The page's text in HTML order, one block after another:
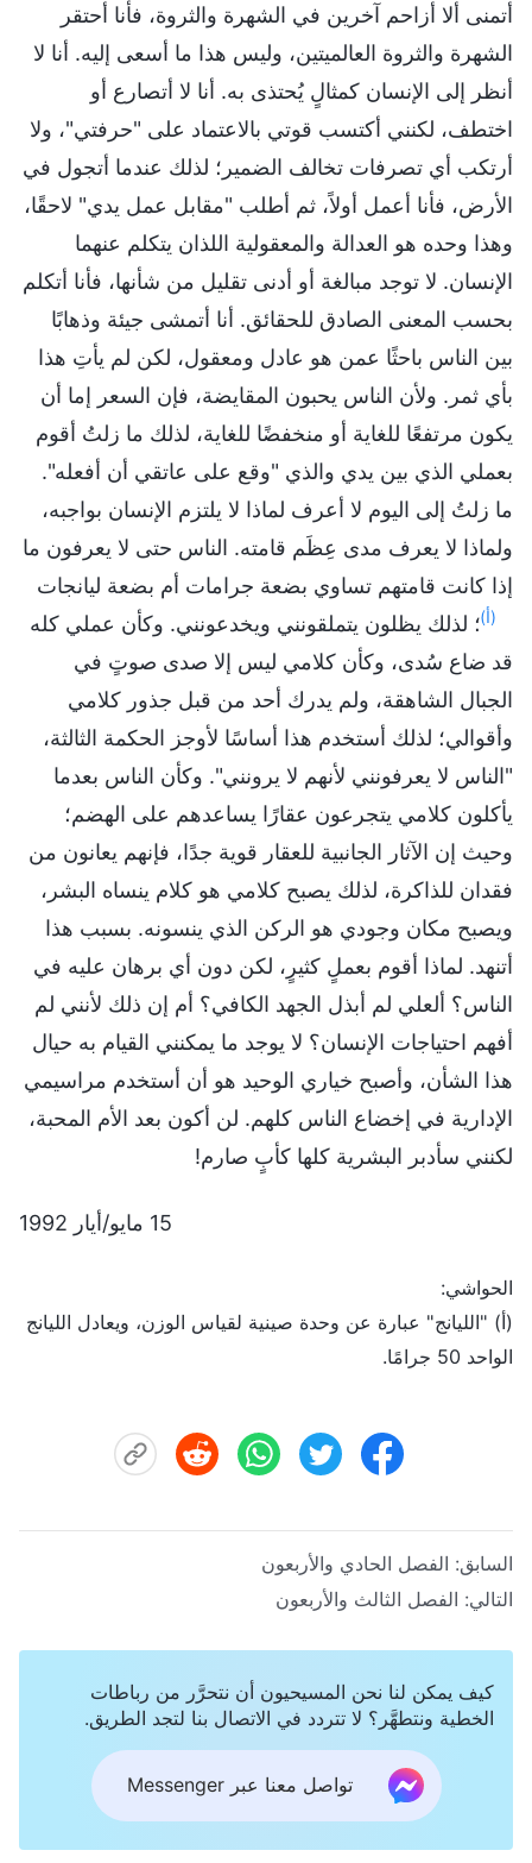
أتمنى ألا أزاحم آخرين في الشهرة والثروة، فأنا أحتقر
الشهرة والثروة العالميتين، وليس هذا ما أسعى إليه. أنا لا
أنظر إلى الإنسان كمثالٍ يُحتذى به. أنا لا أتصارع أو
اختطف، لكنني أكتسب قوتي بالاعتماد على "حرفتي"، ولا
أرتكب أي تصرفات تخالف الضمير؛ لذلك عندما أتجول في
الأرض، فأنا أعمل أولاً، ثم أطلب "مقابل عمل يدي" لاحقًا،
وهذا وحده هو العدالة والمعقولية اللذان يتكلم عنهما
الإنسان. لا توجد مبالغة أو أدنى تقليل من شأنها، فأنا أتكلم
بحسب المعنى الصادق للحقائق. أنا أتمشى جيئة وذهابًا
بين الناس باحثًا عمن هو عادل ومعقول، لكن لم يأتِ هذا
بأي ثمر. ولأن الناس يحبون المقايضة، فإن السعر إما أن
يكون مرتفعًا للغاية أو منخفضًا للغاية، لذلك ما زلتُ أقوم
بعملي الذي بين يدي والذي "وقع على عاتقي أن أفعله".
ما زلتُ إلى اليوم لا أعرف لماذا لا يلتزم الإنسان بواجبه،
ولماذا لا يعرف مدى عِظَم قامته. الناس حتى لا يعرفون ما
إذا كانت قامتهم تساوي بضعة جرامات أم بضعة ليانجات
(أ)؛ لذلك يظلون يتملقونني ويخدعونني. وكأن عملي كله
قد ضاع سُدى، وكأن كلامي ليس إلا صدى صوتٍ في
الجبال الشاهقة، ولم يدرك أحد من قبل جذور كلامي
وأقوالي؛ لذلك أستخدم هذا أساسًا لأوجز الحكمة الثالثة،
"الناس لا يعرفونني لأنهم لا يرونني". وكأن الناس بعدما
يأكلون كلامي يتجرعون عقارًا يساعدهم على الهضم؛
وحيث إن الآثار الجانبية للعقار قوية جدًا، فإنهم يعانون من
فقدان للذاكرة، لذلك يصبح كلامي هو كلام ينساه البشر،
ويصبح مكان وجودي هو الركن الذي ينسونه. بسبب هذا
أتنهد. لماذا أقوم بعملٍ كثيرٍ، لكن دون أي برهان عليه في
الناس؟ ألعلي لم أبذل الجهد الكافي؟ أم إن ذلك لأنني لم
أفهم احتياجات الإنسان؟ لا يوجد ما يمكنني القيام به حيال
هذا الشأن، وأصبح خياري الوحيد هو أن أستخدم مراسيمي
الإدارية في إخضاع الناس كلهم. لن أكون بعد الأم المحبة،
لكنني سأدبر البشرية كلها كأبٍ صارم!
15 مايو/أيار 1992
الحواشي:
(أ) "الليانج" عبارة عن وحدة صينية لقياس الوزن، ويعادل الليانج
الواحد 50 جرامًا.
السابق: الفصل الحادي والأربعون
التالي: الفصل الثالث والأربعون
كيف يمكن لنا نحن المسيحيون أن نتحرَّر من رباطات
الخطية ونتطهَّر؟ لا تتردد في الاتصال بنا لتجد الطريق.
تواصل معنا عبر Messenger